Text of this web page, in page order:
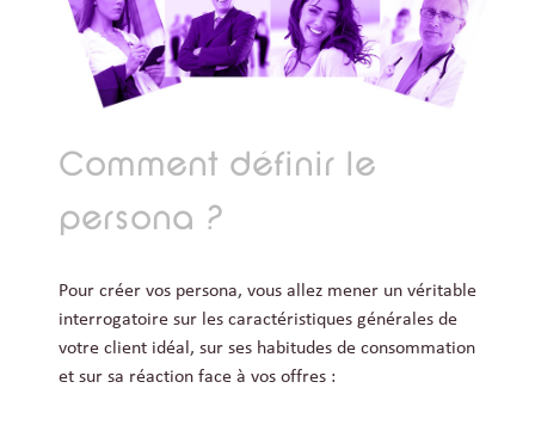
Comment définir le
persona ?
Pour créer vos persona, vous allez mener un véritable
interrogatoire sur les caractéristiques générales de
votre client idéal, sur ses habitudes de consommation
et sur sa réaction face à vos offres :